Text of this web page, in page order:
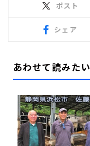
ポスト
シェア
あわせて読みたい